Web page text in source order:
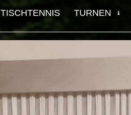
TISCHTENNIS TURNEN